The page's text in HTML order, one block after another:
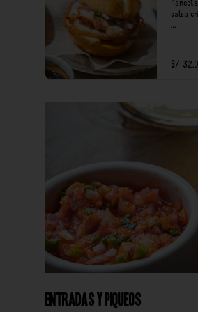
salsa
recargo
S/
Entradas y Piqueos